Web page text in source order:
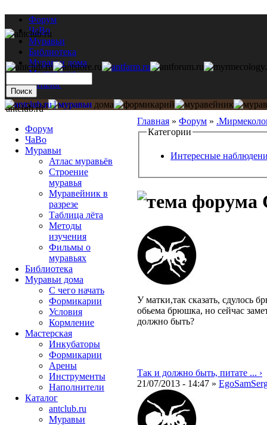
Форум
ЧаВо
Муравьи
Библиотека
Муравьи дома
Мастерская
Каталог
Главная » Форум »
Категории
Интересные
У матки,так сказать, сдулось
обьема брюшка, но сейчас
должно быть?
Так и должно быть, питате ... ›
21/07/2013 - 14:47 »
antclub.ru
Форум
ЧаВо
Муравьи
Атлас муравьёв
Строение
муравья
Муравейник в
разрезе
Таблица лёта
Методы
изучения
Фильмы о
муравьях
Библиотека
Муравьи дома
С чего начать
Формикарии
Условия
Кормление
Мастерская
Инкубаторы
Формикарии
Арены
Инструменты
Наполнители
Каталог
antclub.ru
Муравьи